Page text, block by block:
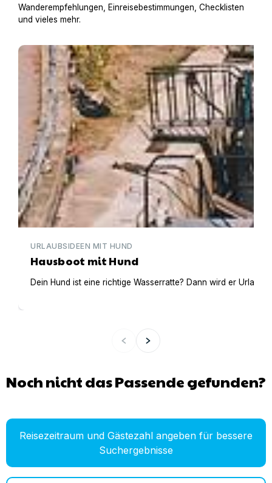
Wanderempfehlungen, Einreisebestimmungen, Checklisten
und vieles mehr.
Hausboot mit Hund
URLAUBSIDEEN MIT HUND
Hausboot mit Hund
Dein Hund ist eine richtige Wasserratte? Dann wird er
Noch nicht das Passende gefunden?
Reisezeitraum und Gästezahl angeben für bessere
Suchergebnisse